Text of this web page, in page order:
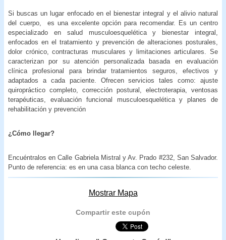
Si buscas un lugar enfocado en el bienestar integral y el alivio natural
del cuerpo, es una excelente opción para recomendar. Es un centro
especializado en salud musculoesquelética y bienestar integral,
enfocados en el tratamiento y prevención de alteraciones posturales,
dolor crónico, contracturas musculares y limitaciones articulares. Se
caracterizan por su atención personalizada basada en evaluación
clínica profesional para brindar tratamientos seguros, efectivos y
adaptados a cada paciente. Ofrecen servicios tales como: ajuste
quiropráctico completo, corrección postural, electroterapia, ventosas
terapéuticas, evaluación funcional musculoesquelética y planes de
rehabilitación y prevención
¿Cómo llegar?
Encuéntralos en Calle Gabriela Mistral y Av. Prado #232, San Salvador.
Punto de referencia: es en una casa blanca con techo celeste.
Mostrar Mapa
Compartir este cupón